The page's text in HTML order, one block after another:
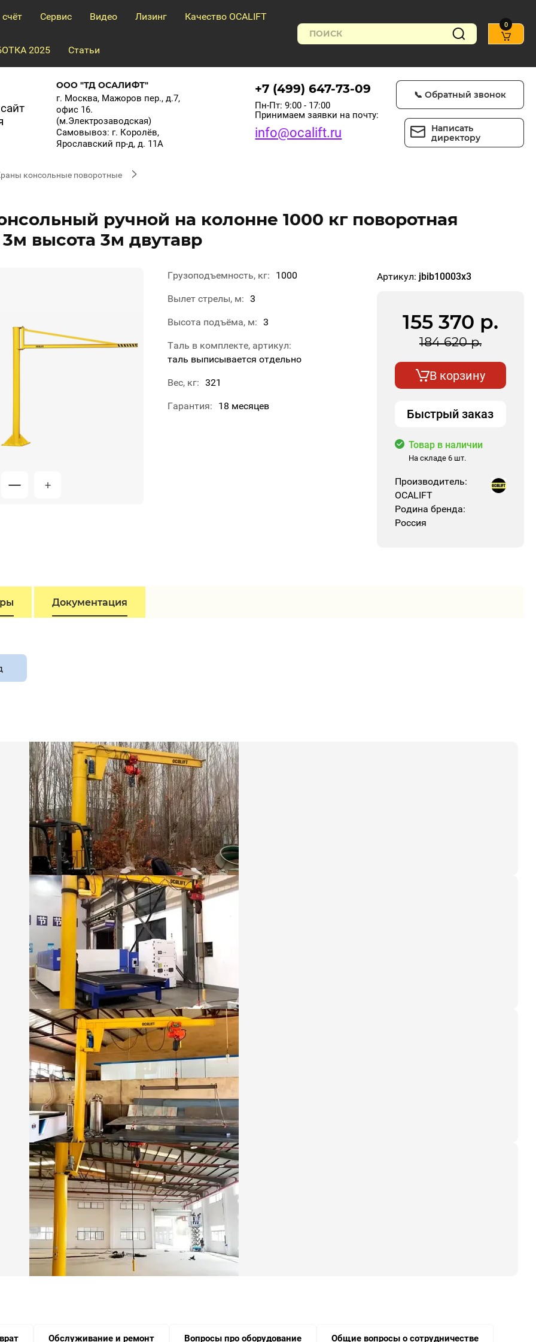
Сервис Видео Лизинг Качество OCALIFT
2025 Статьи
0
ООО "ТД ОСАЛИФТ"
г. Москва, Мажоров пер., д.7,
офис 16.
(м.Электрозаводская)
Самовывоз: г. Королёв,
Ярославский пр-д, д. 11А
+7 (499) 647-73-09
Пн-Пт: 9:00 - 17:00
Принимаем заявки на почту:
info@ocalift.ru
📞 Обратный звонок
Написать
директору
консольные поворотные
ручной на колонне 1000 кг поворотная
высота 3м двутавр
Грузоподъемность, кг 1000
Вылет стрелы, м 3
Высота подъёма, м 3
Таль в комплекте, артикул
таль выписывается отдельно
Вес, кг 321
Гарантия 18 месяцев
Артикул: jbib10003x3
155 370 р.
184 620 р.
В корзину
Быстрый заказ
Товар в наличии
На складе 6 шт.
Производитель:
OCALIFT
Родина бренда:
Россия
Документация
Обслуживание и ремонт Вопросы про оборудование Общие вопросы о сотрудничестве